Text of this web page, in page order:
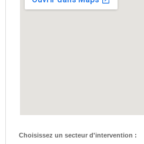
Choisissez un secteur d'intervention :